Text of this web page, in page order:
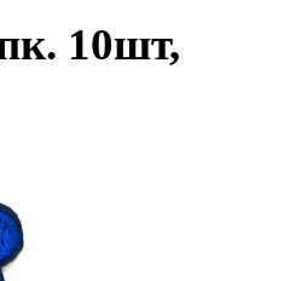
10шт,